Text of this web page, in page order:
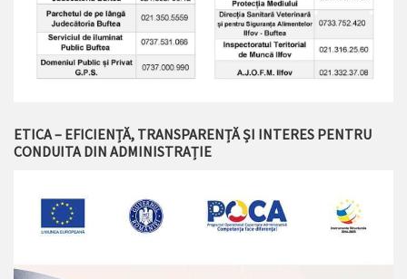
ETICA – EFICIENȚĂ, TRANSPARENȚĂ ȘI INTERES PENTRU
CONDUITA DIN ADMINISTRAȚIE